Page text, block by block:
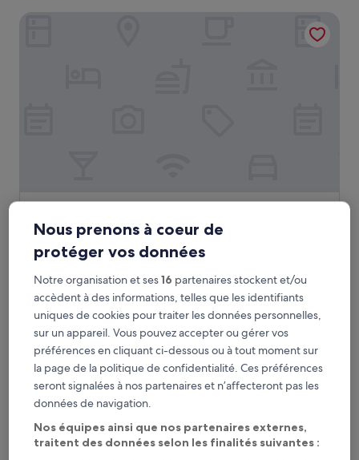
Hébergement
3.0 étoiles
Garam Chashma
Prix
nuit
plus
bas
trouvé
cours
des
24 dernières
Prix par nuit le plus bas trouvé au cours des 24 dernières heures sur la
base d’un séjour d’une nuit pour 2 adultes. Les prix et la disponibilité sont
susceptibles de changer. Des conditions supplémentaires peuvent
s’appliquer.
Afficher tous les hébergements
Nous prenons à coeur de
protéger vos données
Notre organisation et ses16 partenaires stockent et/ou
accèdent à des informations, telles que les identifiants
uniques de cookies pour traiter les données personnelles,
sur un appareil. Vous pouvez accepter ou gérer vos
préférences en cliquant ci-dessous ou à tout moment sur
la page de la politique de confidentialité. Ces préférences
seront signalées à nos partenaires et n’affecteront pas les
données de navigation.
Nos équipes ainsi que nos partenaires externes,
traitent des données selon les finalités suivantes :